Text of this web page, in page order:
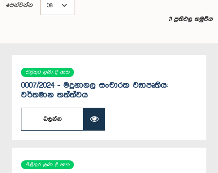
පෙන්වන්න
11 ප්‍රතිඵල හමුවිය
පිළිතුර ලබා දී ඇත
0007/2024 - මදුනාගල සංචාරක ව්‍යාපෘතිය:
වර්තමාන තත්ත්වය
බලන්න
පිළිතුර ලබා දී ඇත